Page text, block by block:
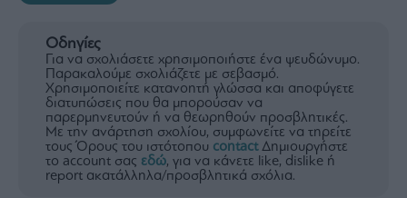
Οδηγίες
Για να σχολιάσετε χρησιμοποιήστε ένα ψευδώνυμο.
Παρακαλούμε σχολιάζετε με σεβασμό.
Χρησιμοποιείτε κατανοητή γλώσσα και αποφύγετε
διατυπώσεις που θα μπορούσαν να
παρερμηνευτούν ή να θεωρηθούν προσβλητικές.
Με την ανάρτηση σχολίου, συμφωνείτε να τηρείτε
τους Όρους του ιστότοπου contact Δημιουργήστε
το account σας εδώ , για να κάνετε like, dislike ή
report ακατάλληλα/προσβλητικά σχόλια.